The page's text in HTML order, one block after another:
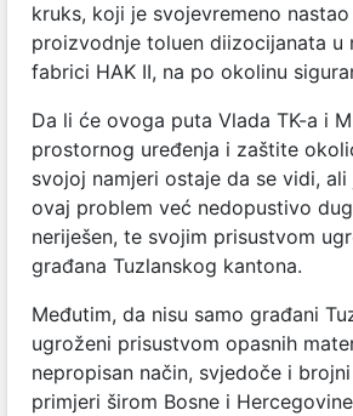
kruks, koji je svojevremeno
proizvodnje toluen diizocijanata u
fabrici HAK II, na po okolinu
Da li će ovoga puta Vlada TK-a i
prostornog uređenja i zaštite
svojoj namjeri ostaje da se vidi, ali
ovaj problem već nedopustivo
neriješen, te svojim prisustvom
građana Tuzlanskog kantona.
Međutim, da nisu samo građani
ugroženi prisustvom opasnih
nepropisan način, svjedoče i
primjeri širom Bosne i